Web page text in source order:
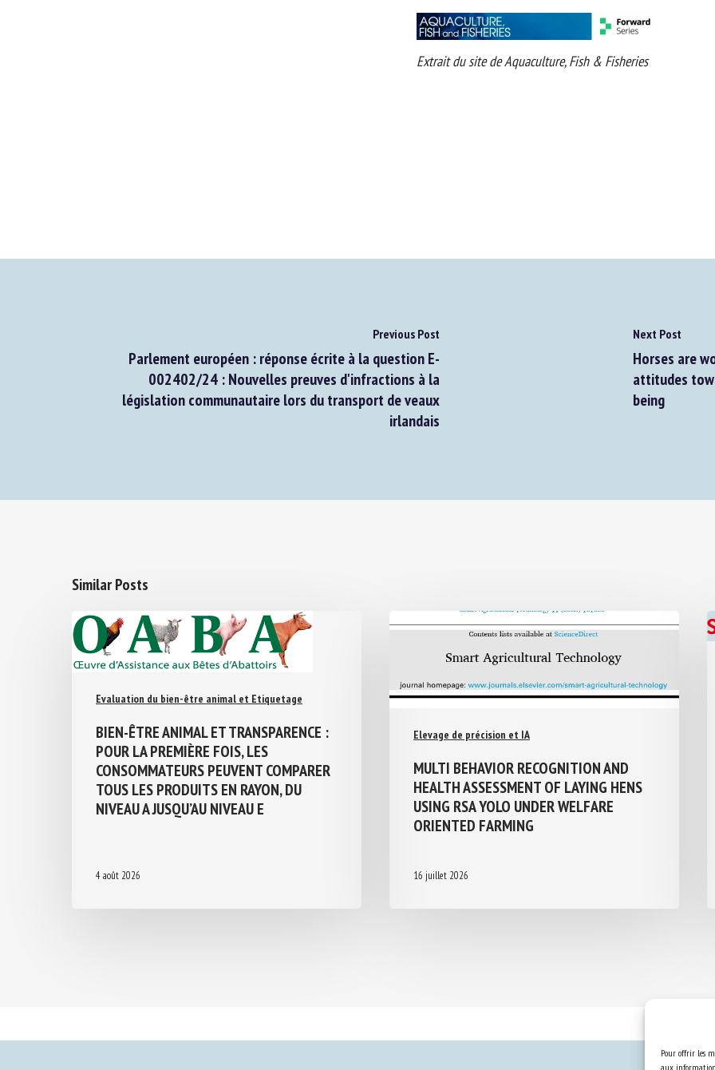
Pour offrir les
aux
Extrait du site de Aquaculture, Fish & Fisheries
Previous Post
Parlement européen : réponse écrite à la question E-
002402/24 : Nouvelles preuves d'infractions à la
législation communautaire lors du transport de veaux
irlandais
Next Post
Horses are
attitudes
being
Similar Posts
Evaluation du bien-être animal et Etiquetage
BIEN-ÊTRE ANIMAL ET TRANSPARENCE :
POUR LA PREMIÈRE FOIS, LES
CONSOMMATEURS PEUVENT COMPARER
TOUS LES PRODUITS EN RAYON, DU
NIVEAU A JUSQU’AU NIVEAU E
4 août 2026
Elevage de précision et IA
MULTI BEHAVIOR RECOGNITION AND
HEALTH ASSESSMENT OF LAYING HENS
USING RSA YOLO UNDER WELFARE
ORIENTED FARMING
16 juillet 2026